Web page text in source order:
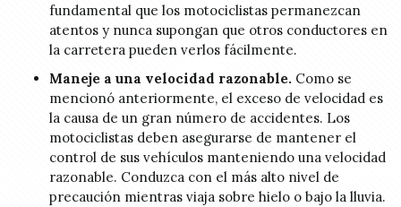
fundamental que los motociclistas permanezcan
atentos y nunca supongan que otros conductores en
la carretera pueden verlos fácilmente.
Maneje a una velocidad razonable. Como se
mencionó anteriormente, el exceso de velocidad es
la causa de un gran número de accidentes. Los
motociclistas deben asegurarse de mantener el
control de sus vehículos manteniendo una velocidad
razonable. Conduzca con el más alto nivel de
precaución mientras viaja sobre hielo o bajo la lluvia.